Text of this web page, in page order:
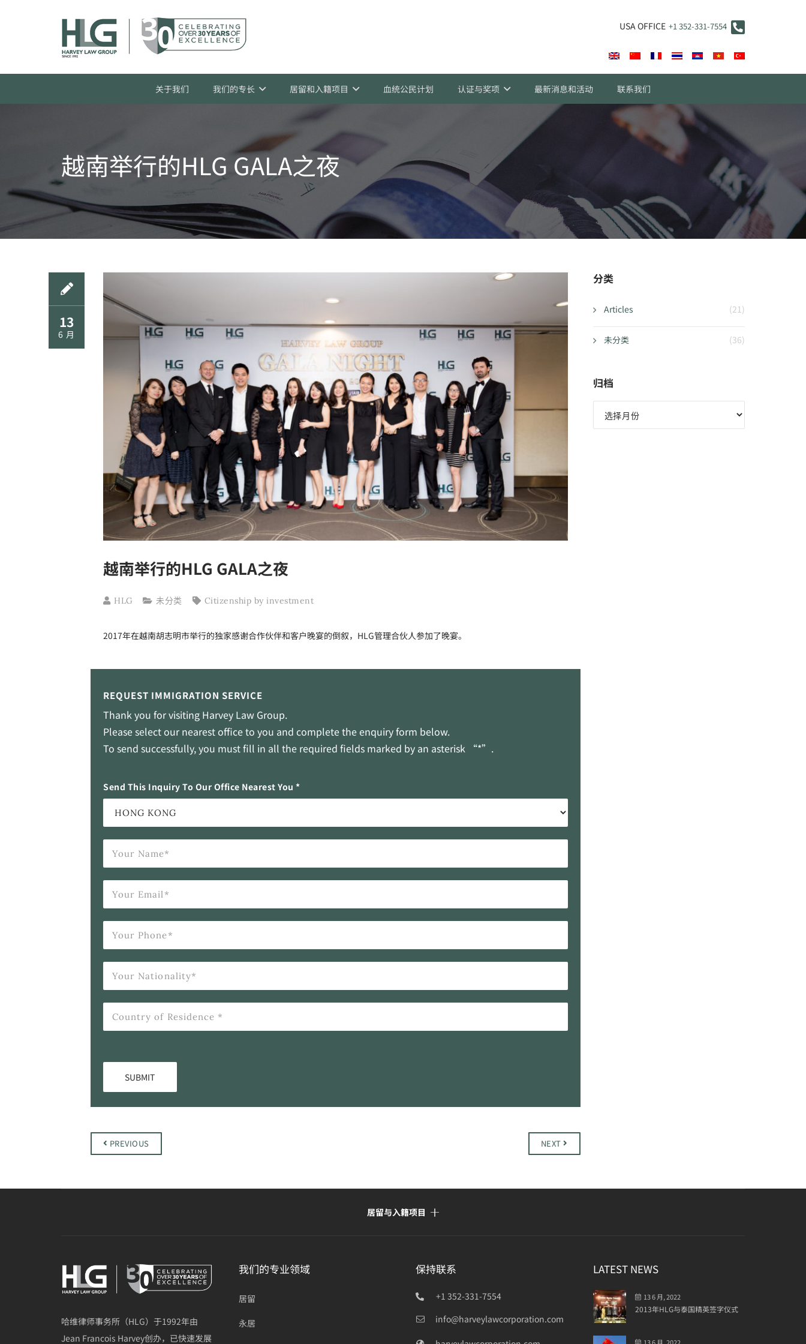
USA OFFICE +1 352-331-7554
关于我们 我们的专长 居留和入籍项目 血统公民计划 认证与奖项 最新消息和活动 联系我们
越南举行的HLG GALA之夜
13
6 月
越南举行的HLG GALA之夜
HLG 未分类 Citizenship by investment
2017年在越南胡志明市举行的独家感谢合作伙伴和客户晚宴的倒叙，HLG管理合伙人参加了晚宴。
REQUEST IMMIGRATION SERVICE
Thank you for visiting Harvey Law Group.
Please select our nearest office to you and complete the enquiry form below.
To send successfully, you must fill in all the required fields marked by an asterisk “*”.
Send This Inquiry To Our Office Nearest You *
PREVIOUS NEXT
分类
Articles (21)
未分类 (36)
归档
档
居留与入籍项目
哈维律师事务所（HLG）于1992年由
Jean Francois Harvey创办，已快速发展
我们的专业领域
居留
永居
保持联系
+1 352-331-7554
info@harveylawcorporation.com
LATEST NEWS
13 6 月, 2022
2013年HLG与泰国精英签字仪式